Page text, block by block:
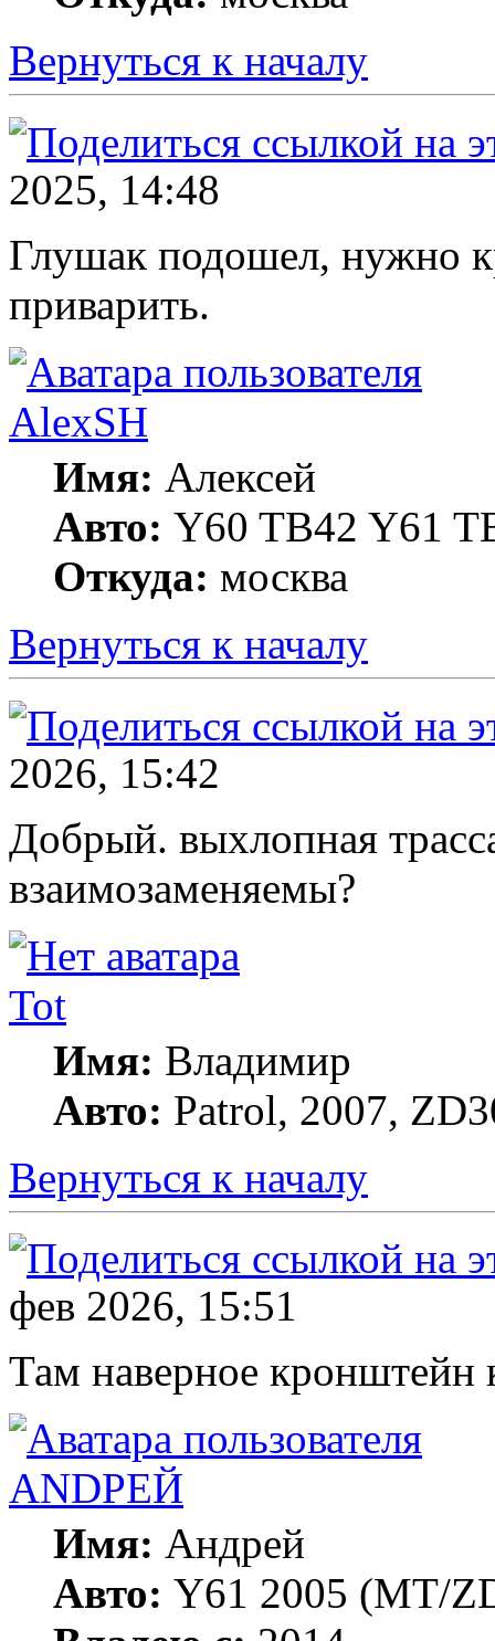
Вернуться к началу
2025, 14:48
Глушак подошел, нужно
приварить.
AlexSH
Имя: Алексей
Авто: Y60 TB42 Y61
Откуда: москва
Вернуться к началу
2026, 15:42
Добрый. выхлопная
взаимозаменяемы?
Tot
Имя: Владимир
Авто: Patrol, 2007,
Вернуться к началу
фев 2026, 15:51
Там наверное кронштейн
ANDРЕЙ
Имя: Андрей
Авто: Y61 2005 (МT/